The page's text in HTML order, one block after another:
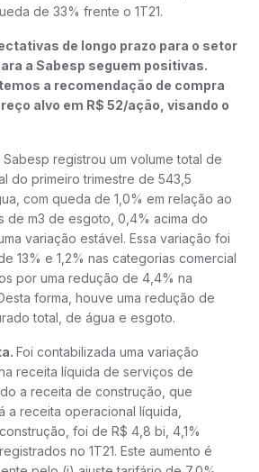
de 33% frente o 1T21.
de longo prazo para o setor
a Sabesp seguem positivas.
a recomendação de compra
alvo em R$ 52/ação, visando o
Sabesp registrou um volume total de
do primeiro trimestre de 543,5
com queda de 1,0% em relação ao
de m3 de esgoto, 0,4% acima do
variação estável. Essa variação foi
13% e 1,2% nas categorias comercial
por uma redução de 4,4% na
forma, houve uma redução de
total, de água e esgoto.
Foi contabilizada uma variação
receita líquida de serviços de
a receita de construção, que
a receita operacional líquida,
foi de R$ 4,8 bi, 4,1%
no 1T21. Este aumento é